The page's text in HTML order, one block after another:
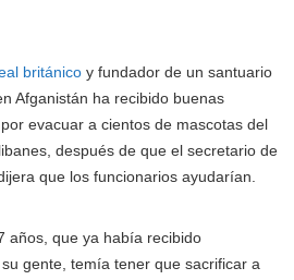
británico y fundador de un santuario
Afganistán ha recibido buenas
evacuar a cientos de mascotas del
después de que el secretario de
que los funcionarios ayudarían.
años, que ya había recibido
gente, temía tener que sacrificar a